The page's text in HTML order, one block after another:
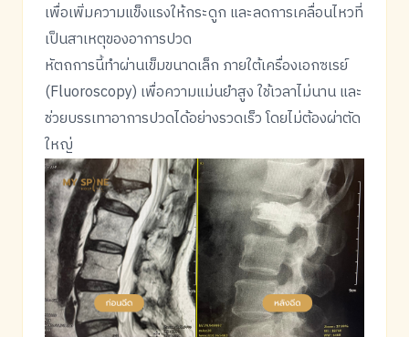
เพื่อเพิ่มความแข็งแรงให้กระดูก และลดการเคลื่อนไหวที่
เป็นสาเหตุของอาการปวด
หัตถการนี้ทำผ่านเข็มขนาดเล็ก ภายใต้เครื่องเอกซเรย์
(Fluoroscopy) เพื่อความแม่นยำสูง ใช้เวลาไม่นาน และ
ช่วยบรรเทาอาการปวดได้อย่างรวดเร็ว โดยไม่ต้องผ่าตัด
ใหญ่